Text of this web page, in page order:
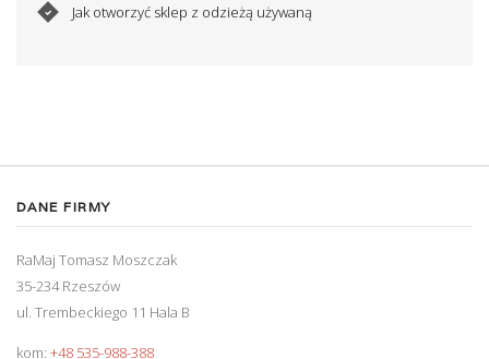
Jak otworzyć sklep z odzieżą używaną
DANE FIRMY
RaMaj Tomasz Moszczak
35-234 Rzeszów
ul. Trembeckiego 11 Hala B
kom: +48 535-988-388